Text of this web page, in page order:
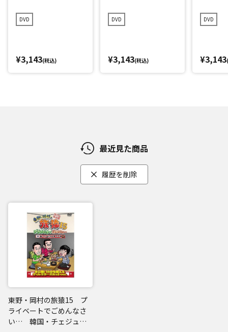
ミアム完全版
DVD
¥3,143(税込)
ョーへの旅 プレミア
ム完全版
DVD
¥3,143(税込)
編 プレ
DVD
¥3,143
最近見た商品
履歴を削除
東野・岡村の旅猿15 プ
ライベートでごめんなさ
い… 韓国・チェジュ島